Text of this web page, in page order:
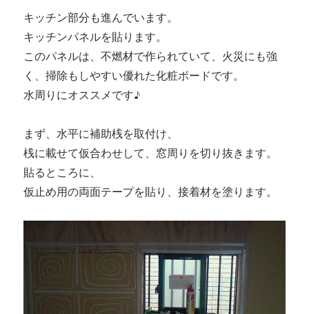
キッチン部分も進んでいます。
キッチンパネルを貼ります。
このパネルは、不燃材で作られていて、火災にも強
く、掃除もしやすい優れた化粧ボードです。
水周りにオススメです♪
まず、水平に補助桟を取付け、
桟に載せて仮合わせして、窓周りを切り抜きます。
貼るところに、
仮止め用の両面テープを貼り、接着材を塗ります。